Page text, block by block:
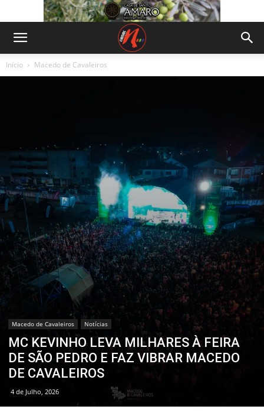
Início Macedo de Cavaleiros
Macedo de Cavaleiros Notícias
MC KEVINHO LEVA MILHARES À FEIRA
DE SÃO PEDRO E FAZ VIBRAR MACEDO
DE CAVALEIROS
4 de Julho, 2026